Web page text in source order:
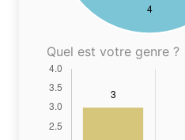
Quel est votre genre ?